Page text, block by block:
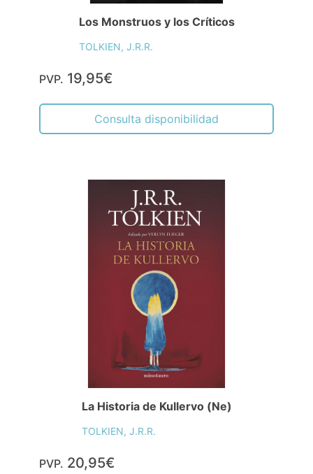
Los Monstruos y los Críticos
TOLKIEN, J.R.R.
PVP. 19,95€
Consulta disponibilidad
La Historia de Kullervo (Ne)
TOLKIEN, J.R.R.
PVP. 20,95€